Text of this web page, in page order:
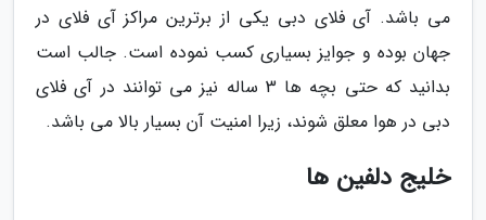
می باشد. آی فلای دبی یکی از برترین مراکز آی فلای در
جهان بوده و جوایز بسیاری کسب نموده است. جالب است
بدانید که حتی بچه ها 3 ساله نیز می توانند در آی فلای
دبی در هوا معلق شوند، زیرا امنیت آن بسیار بالا می باشد.
خلیج دلفین ها